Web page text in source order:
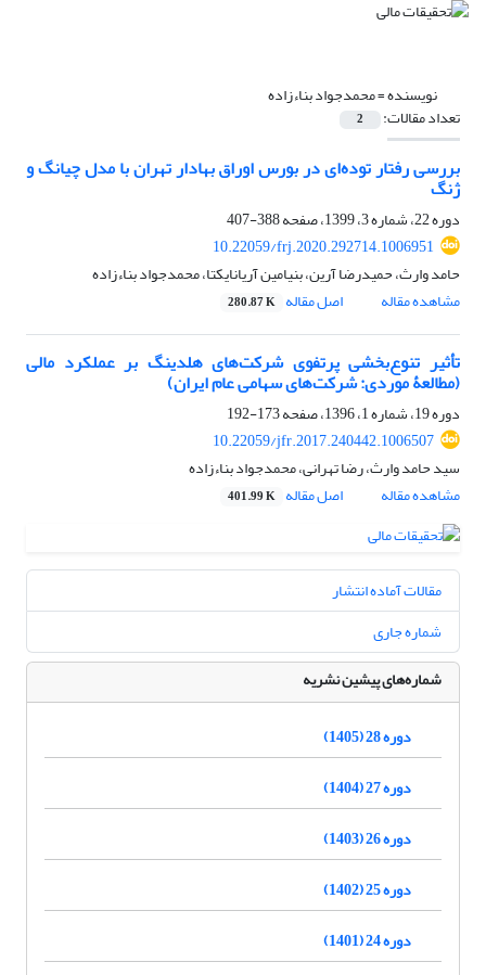
نویسنده =محمدجواد بناءزاده
تعداد مقالات: 2
بررسی رفتار توده‌ای در بورس اوراق بهادار تهران با مدل چیانگ و
ژنگ
دوره 22، شماره 3، 1399، صفحه
388-407
10.22059/frj.2020.292714.1006951
حامد وارث، حمیدرضا آرین، بنیامین آریانایکتا، محمدجواد بناءزاده
مشاهده مقاله
اصل مقاله 280.87 K
تأثیر تنوع‌بخشی پرتفوی شرکت‌های هلدینگ بر عملکرد مالی
(مطالعۀ موردی: شرکت‌های سهامی عام ایران)
دوره 19، شماره 1، 1396، صفحه
173-192
10.22059/jfr.2017.240442.1006507
سید حامد وارث، رضا تهرانی، محمدجواد بناءزاده
مشاهده مقاله
اصل مقاله 401.99 K
مقالات آماده انتشار
شماره جاری
شماره‌های پیشین نشریه
دوره 28 (1405)
دوره 27 (1404)
دوره 26 (1403)
دوره 25 (1402)
دوره 24 (1401)